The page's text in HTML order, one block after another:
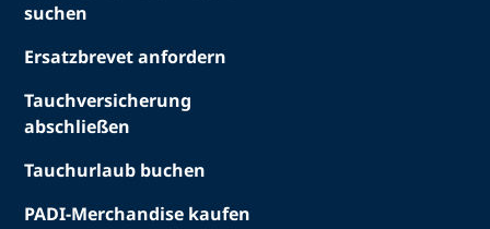
suchen
Ersatzbrevet anfordern
Tauchversicherung
abschließen
Tauchurlaub buchen
PADI-Merchandise kaufen